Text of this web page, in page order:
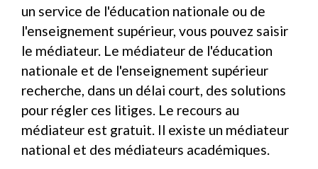
un service de l'éducation nationale ou de
l'enseignement supérieur, vous pouvez saisir
le médiateur. Le médiateur de l'éducation
nationale et de l'enseignement supérieur
recherche, dans un délai court, des solutions
pour régler ces litiges. Le recours au
médiateur est gratuit. Il existe un médiateur
national et des médiateurs académiques.